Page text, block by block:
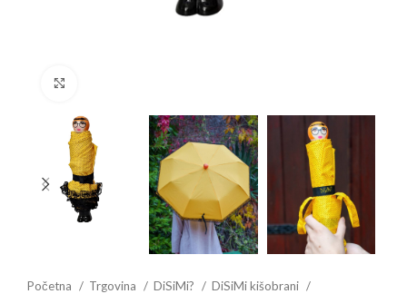
Početna Trgovina DiSiMi?
DiSiMi kišobrani